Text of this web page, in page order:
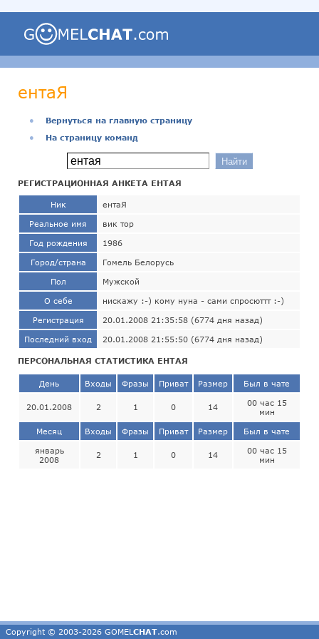
ентаЯ
●
Вернуться на главную страницу
●
На страницу команд
РЕГИСТРАЦИОННАЯ АНКЕТА ЕНТАЯ
Ник ентаЯ
Реальное имя вик тор
Год рождения 1986
Город/страна Гомель Белорусь
Пол Мужской
О себе нискажу :-) кому нуна - сами спросюттт :-)
Регистрация 20.01.2008 21:35:58 (6774 дня назад)
Последний вход 20.01.2008 21:55:50 (6774 дня назад)
ПЕРСОНАЛЬНАЯ СТАТИСТИКА ЕНТАЯ
День Входы Фразы Приват Размер Был в чате
20.01.2008 2 1 0 14
00 час 15
мин
Месяц Входы Фразы Приват Размер Был в чате
январь
2008
2 1 0 14
00 час 15
мин
Copyright © 2003-2026 GOMEL CHAT.com